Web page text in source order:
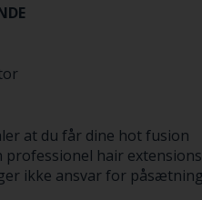
at du får dine hot fusion
professionel hair extensions
ikke ansvar for